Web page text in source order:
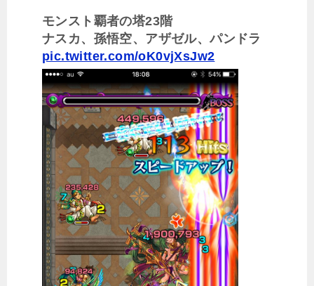
モンスト覇者の塔23階
ナスカ、孫悟空、アザゼル、パンドラ
pic.twitter.com/oK0vjXsJw2